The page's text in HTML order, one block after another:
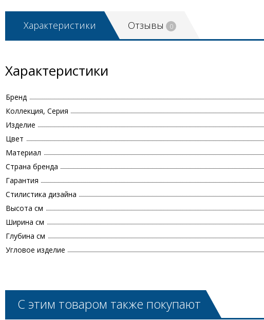
Характеристики Отзывы 0
Характеристики
Бренд
Коллекция, Серия
Изделие
Цвет
Материал
Страна бренда
Гарантия
Стилистика дизайна
Высота см
Ширина см
Глубина см
Угловое изделие
С этим товаром также покупают